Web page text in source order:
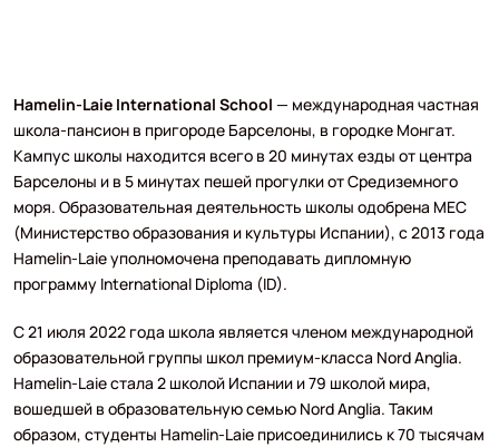
Hamelin-Laie International School — международная частная
школа-пансион в пригороде Барселоны, в городке Монгат.
Кампус школы находится всего в 20 минутах езды от центра
Барселоны и в 5 минутах пешей прогулки от Средиземного
моря. Образовательная деятельность школы одобрена MEC
(Министерство образования и культуры Испании), с 2013 года
Hamelin-Laie уполномочена преподавать дипломную
программу International Diploma (ID).
С 21 июля 2022 года школа является членом международной
образовательной группы школ премиум-класса Nord Anglia.
Hamelin-Laie стала 2 школой Испании и 79 школой мира,
вошедшей в образовательную семью Nord Anglia. Таким
образом, студенты Hamelin-Laie присоединились к 70 тысячам